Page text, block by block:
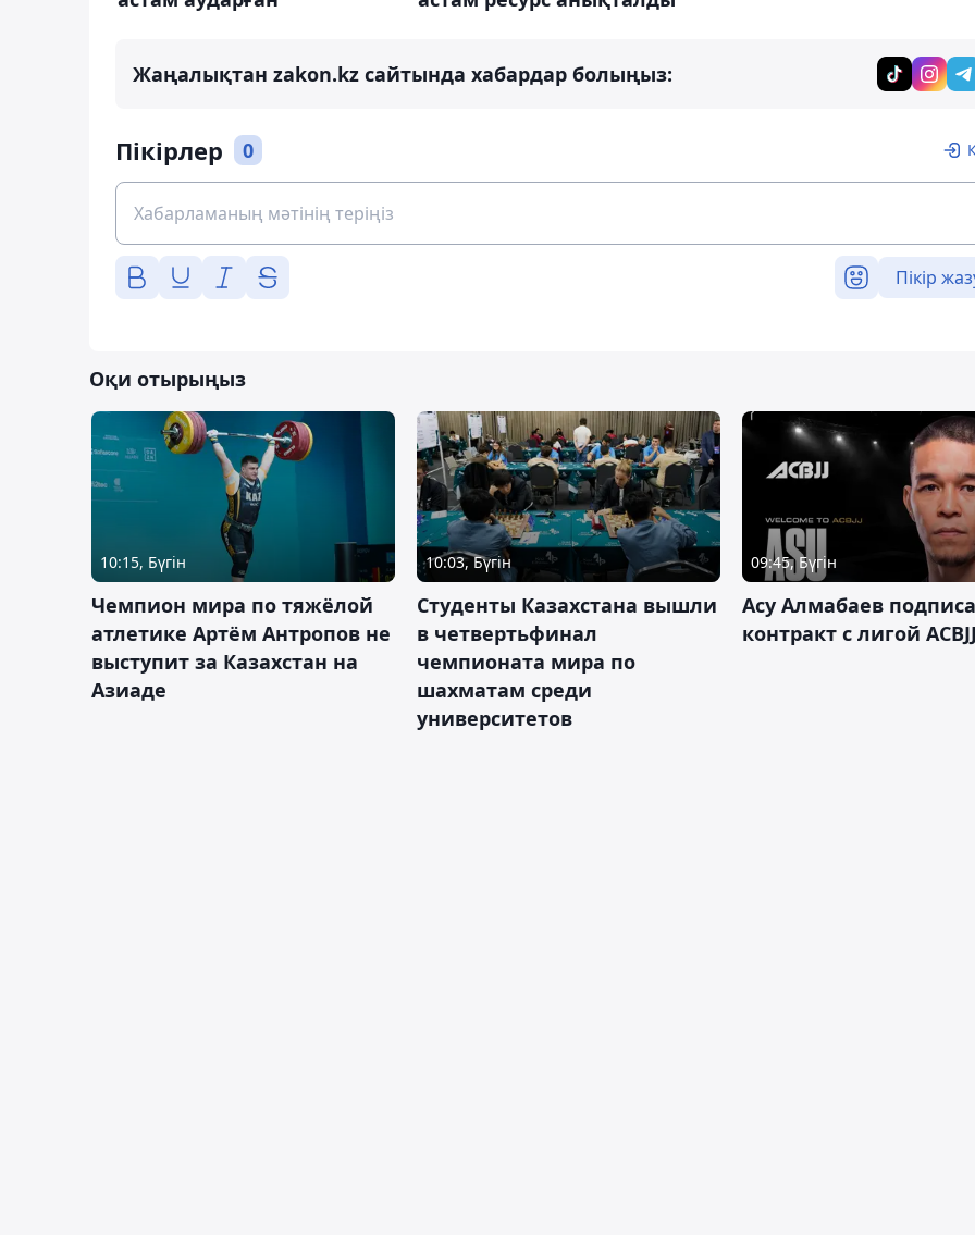
Жаңалықтан zakon.kz сайтында хабардар болыңыз:
Пікірлер 0
Пікір
Оқи отырыңыз
10:15, Бүгін
Чемпион мира по тяжёлой
атлетике Артём Антропов не
выступит за Казахстан на
Азиаде
10:03, Бүгін
Студенты Казахстана вышли
в четвертьфинал
чемпионата мира по
шахматам среди
университетов
09:45, Бүгін
Асу Алмабаев
контракт с лигой